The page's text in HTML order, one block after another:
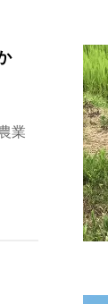
業